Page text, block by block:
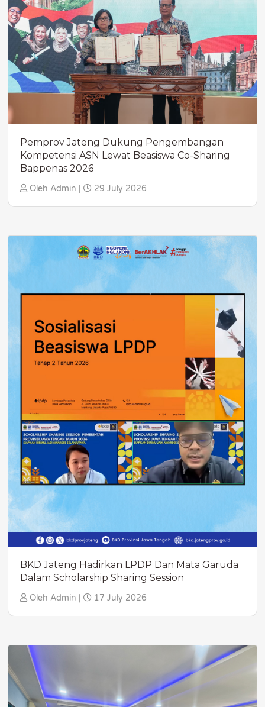
Pemprov Jateng Dukung Pengembangan
Kompetensi ASN Lewat Beasiswa Co-Sharing
Bappenas 2026
Oleh Admin | 29 July 2026
BKD Jateng Hadirkan LPDP Dan Mata Garuda
Dalam Scholarship Sharing Session
Oleh Admin | 17 July 2026